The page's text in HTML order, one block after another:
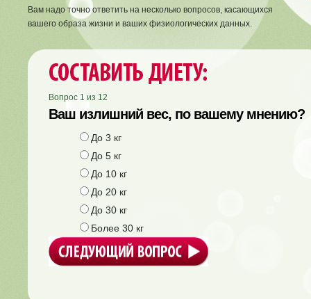
Вам надо точно ответить на несколько вопросов, касающихся
вашего образа жизни и ваших физиологических данных.
Вопрос 1 из 12
Ваш излишний вес, по вашему мнению?
До 3 кг
До 5 кг
До 10 кг
До 20 кг
До 30 кг
Более 30 кг